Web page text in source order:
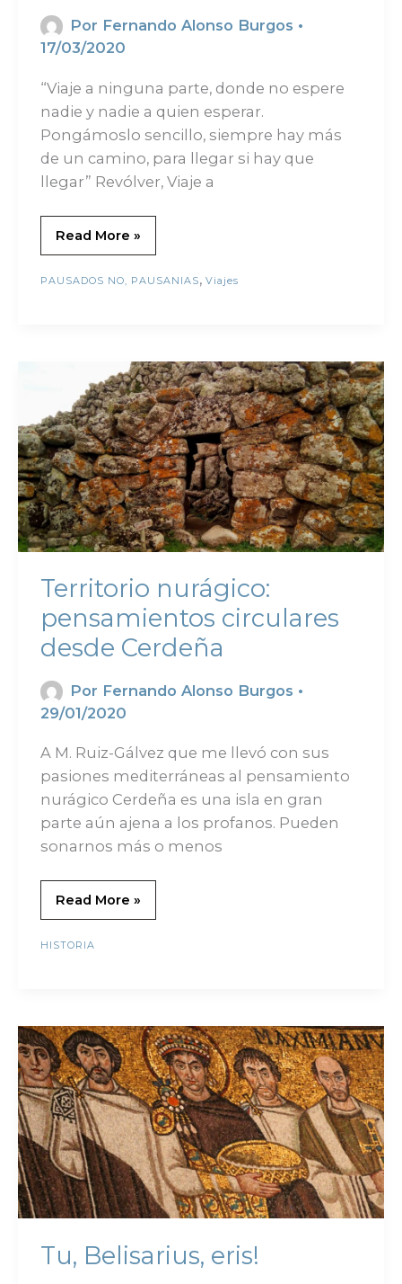
Por Fernando Alonso Burgos •
17/03/2020
“Viaje a ninguna parte, donde no espere
nadie y nadie a quien esperar.
Pongámoslo sencillo, siempre hay más
de un camino, para llegar si hay que
llegar” Revólver, Viaje a
Read More »
PAUSADOS NO, PAUSANIAS, Viajes
Territorio nurágico:
pensamientos circulares
desde Cerdeña
Por Fernando Alonso Burgos •
29/01/2020
A M. Ruiz-Gálvez que me llevó con sus
pasiones mediterráneas al pensamiento
nurágico Cerdeña es una isla en gran
parte aún ajena a los profanos. Pueden
sonarnos más o menos
Read More »
HISTORIA
Tu, Belisarius, eris!